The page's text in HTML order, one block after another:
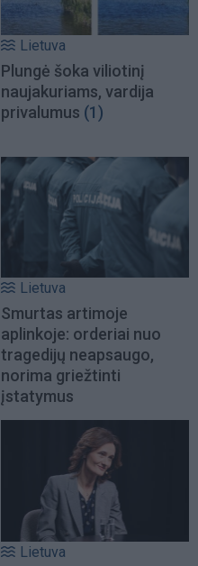
Lietuva
Plungė šoka viliotinį
naujakuriams, vardija
privalumus (1)
Lietuva
Smurtas artimoje
aplinkoje: orderiai nuo
tragedijų neapsaugo,
norima griežtinti
įstatymus
Lietuva